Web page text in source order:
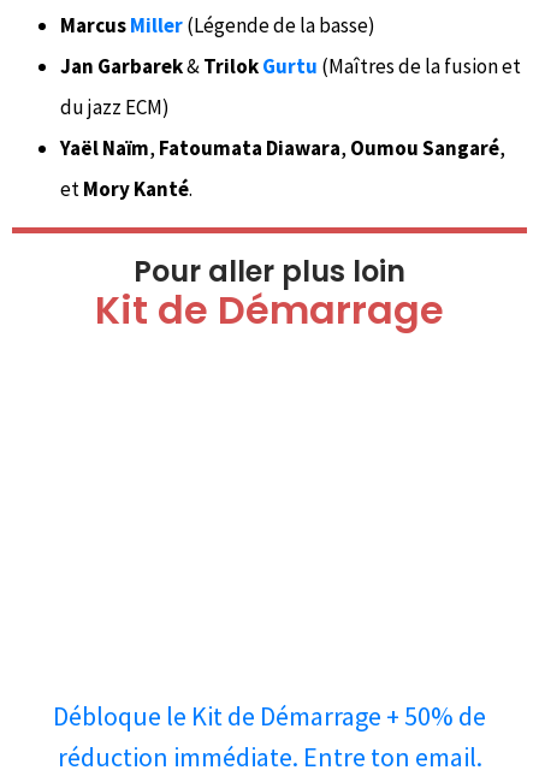
MarcusMiller(Légende de la basse)
Jan Garbarek&TrilokGurtu (Maîtres de la fusion et
du jazz ECM)
Yaël Naïm, Fatoumata Diawara, Oumou Sangaré,
etMory Kanté.
Pour aller plus loin
Kit de Démarrage
Débloque le Kit de Démarrage + 50% de
réduction immédiate. Entre ton email.